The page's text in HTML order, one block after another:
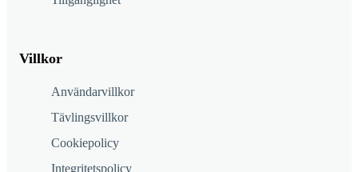
Villkor
Användarvillkor
Tävlingsvillkor
Cookiepolicy
Integritetspolicy